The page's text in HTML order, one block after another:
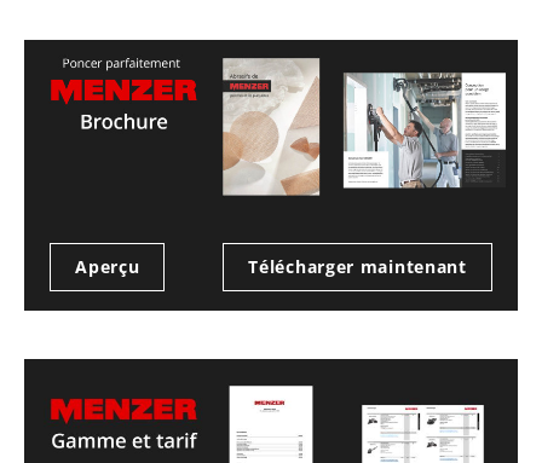
Aperçu Télécharger maintenant